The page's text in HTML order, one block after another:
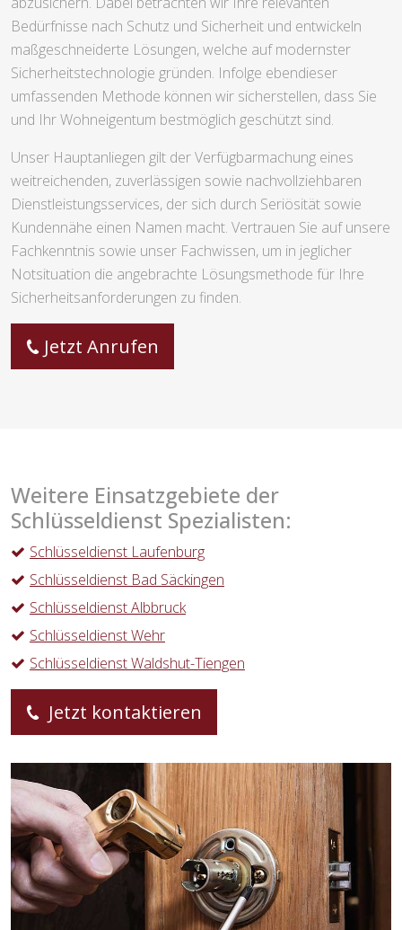
Bedürfnisse nach Schutz und Sicherheit und entwickeln
maßgeschneiderte Lösungen, welche auf modernster
Sicherheitstechnologie gründen. Infolge ebendieser
umfassenden Methode können wir sicherstellen, dass Sie
und Ihr Wohneigentum bestmöglich geschützt sind.
Unser Hauptanliegen gilt der Verfügbarmachung eines
weitreichenden, zuverlässigen sowie nachvollziehbaren
Dienstleistungsservices, der sich durch Seriösität sowie
Kundennähe einen Namen macht. Vertrauen Sie auf unsere
Fachkenntnis sowie unser Fachwissen, um in jeglicher
Notsituation die angebrachte Lösungsmethode für Ihre
Sicherheitsanforderungen zu finden.
Jetzt Anrufen
Weitere Einsatzgebiete der
Schlüsseldienst Spezialisten:
Schlüsseldienst Laufenburg
Schlüsseldienst Bad Säckingen
Schlüsseldienst Albbruck
Schlüsseldienst Wehr
Schlüsseldienst Waldshut-Tiengen
Jetzt kontaktieren